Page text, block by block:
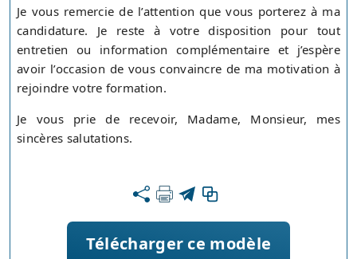
Je vous remercie de l’attention que vous porterez à ma
candidature. Je reste à votre disposition pour tout
entretien ou information complémentaire et j’espère
avoir l’occasion de vous convaincre de ma motivation à
rejoindre votre formation.
Je vous prie de recevoir, Madame, Monsieur, mes
sincères salutations.
Télécharger ce modèle